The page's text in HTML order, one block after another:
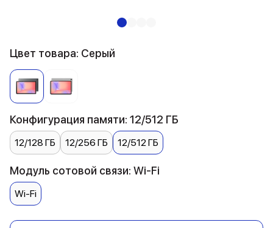
Цвет товара: Серый
Конфигурация памяти: 12/512 ГБ
12/128 ГБ 12/256 ГБ 12/512 ГБ
Модуль сотовой связи: Wi-Fi
Wi-Fi